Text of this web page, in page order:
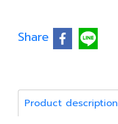
Share
Product description